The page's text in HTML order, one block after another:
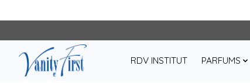
RDV INSTITUT PARFUMS